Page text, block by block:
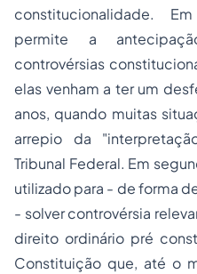
constitucionalidade.
permite a
controvérsias
elas venham a ter um
anos, quando muitas
arrepio da
Tribunal Federal. Em
utilizado para - de forma
- solver controvérsia
direito ordinário pré
Constituição que, até o